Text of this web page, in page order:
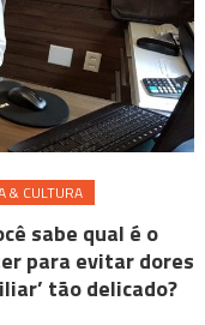
clientes
& CULTURA
sabe qual é o
para evitar dores
tão delicado?